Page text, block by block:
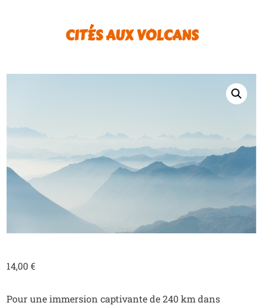
CITÉS AUX VOLCANS
14,00€
Pour une immersion captivante de 240 km dans